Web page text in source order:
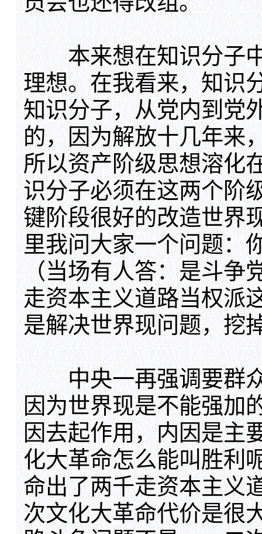
本来想在知识分子中
理想。在我看来，知识
知识分子，从党内到党
的，因为解放十几年来
所以资产阶级思想溶化
识分子必须在这两个阶
键阶段很好的改造世界
里我问大家一个问题：
（当场有人答：是斗
走资本主义道路当权派
是解决世界现问题，挖
中央一再强调要群众
因为世界现是不能强加
因去起作用，内因是主
化大革命怎么能叫胜利
命出了两千走资本主义
次文化大革命代价是很